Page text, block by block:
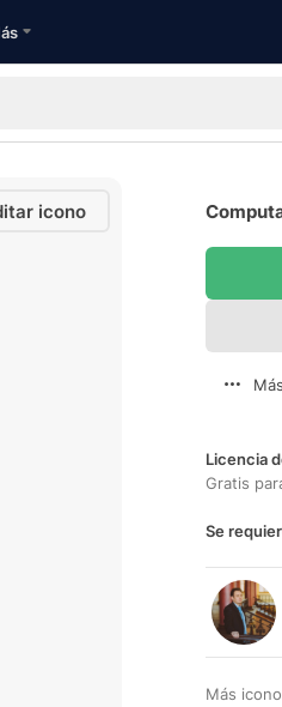
icono
Licencia
Gratis
Se
Más